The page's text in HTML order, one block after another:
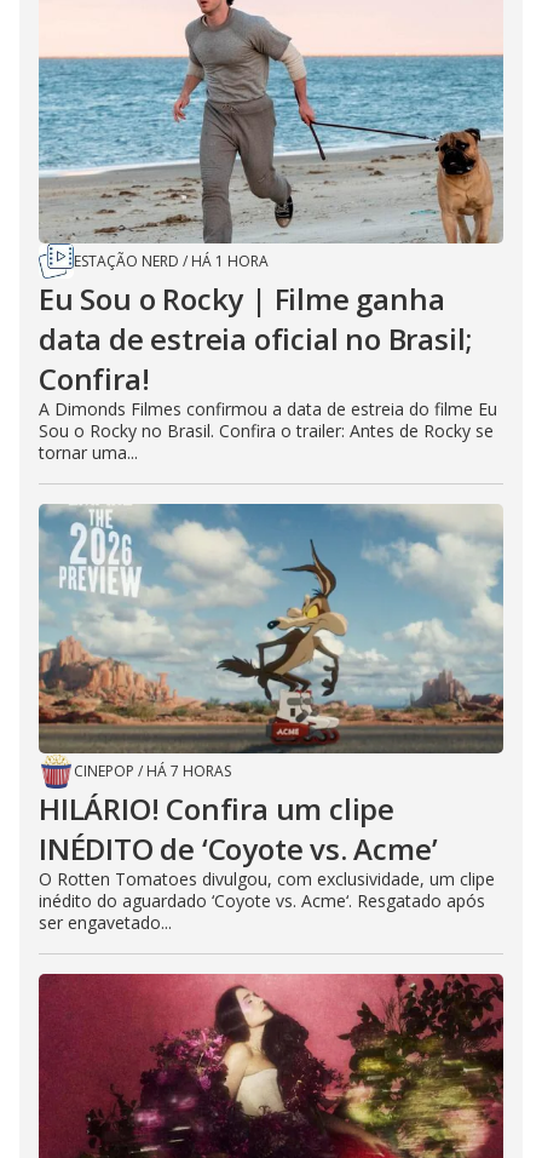
ESTAÇÃO NERD / HÁ 1 HORA
Eu Sou o Rocky | Filme ganha
data de estreia oficial no Brasil;
Confira!
A Dimonds Filmes confirmou a data de estreia do filme Eu
Sou o Rocky no Brasil. Confira o trailer: Antes de Rocky se
tornar uma...
CINEPOP / HÁ 7 HORAS
HILÁRIO! Confira um clipe
INÉDITO de ‘Coyote vs. Acme’
O Rotten Tomatoes divulgou, com exclusividade, um clipe
inédito do aguardado ‘Coyote vs. Acme‘. Resgatado após
ser engavetado...